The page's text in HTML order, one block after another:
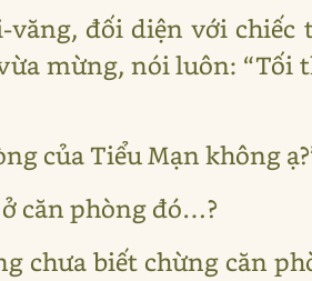
đối diện với
mừng, nói luôn: “Tối
của Tiểu Mạn không
căn phòng đó…?
chưa biết chừng căn